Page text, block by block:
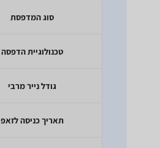
סוג המדפסת
טכנולוגיית הדפסה
גודל נייר מרבי
תאריך כניסה לזאפ